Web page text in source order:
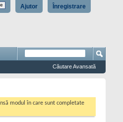
Înregistrare
Ajutor
Căutare Avansată
modul în care sunt completate